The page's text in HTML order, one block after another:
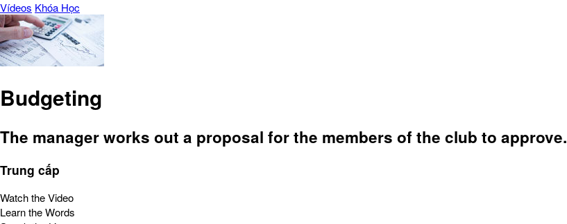
Vídeos Khóa Học
Budgeting
The manager works out a proposal for the members of the club to approve.
Trung cấp
Watch the Video
Learn the Words